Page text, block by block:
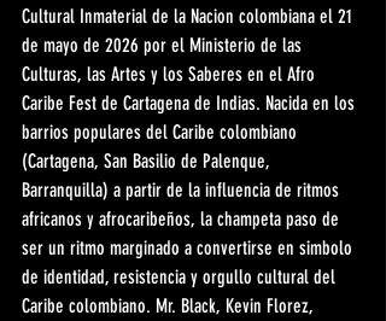
Cultural Inmaterial de la Nacion colombiana el 21
de mayo de 2026 por el Ministerio de las
Culturas, las Artes y los Saberes en el Afro
Caribe Fest de Cartagena de Indias. Nacida en los
barrios populares del Caribe colombiano
(Cartagena, San Basilio de Palenque,
Barranquilla) a partir de la influencia de ritmos
africanos y afrocaribeños, la champeta paso de
ser un ritmo marginado a convertirse en simbolo
de identidad, resistencia y orgullo cultural del
Caribe colombiano. Mr. Black, Kevin Florez,